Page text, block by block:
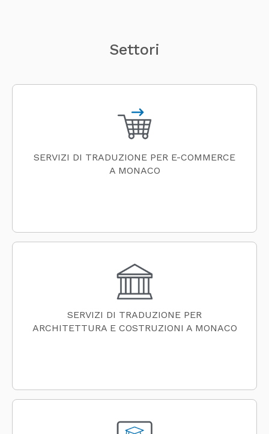
Settori
SERVIZI DI TRADUZIONE PER E-COMMERCE
A MONACO
SERVIZI DI TRADUZIONE PER
ARCHITETTURA E COSTRUZIONI A MONACO